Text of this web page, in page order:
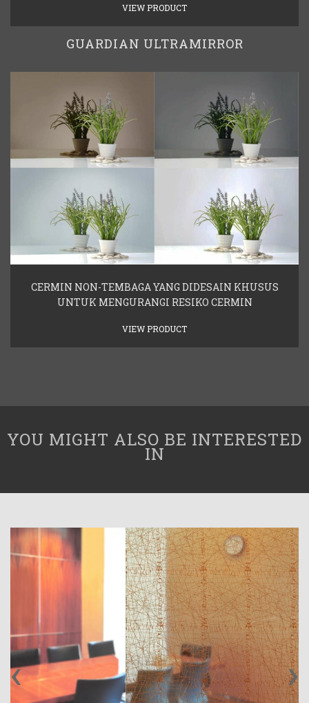
VIEW PRODUCT
GUARDIAN ULTRAMIRROR
CERMIN NON-TEMBAGA YANG DIDESAIN KHUSUS
UNTUK MENGURANGI RESIKO CERMIN
VIEW PRODUCT
YOU MIGHT ALSO BE INTERESTED
IN
‹ ›